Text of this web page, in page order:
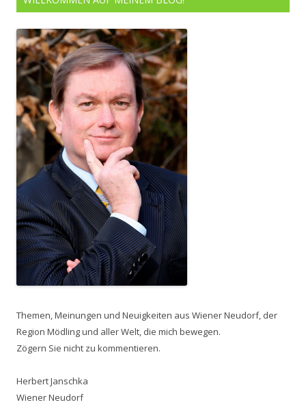
Themen, Meinungen und Neuigkeiten aus Wiener Neudorf, der
Region Mödling und aller Welt, die mich bewegen.
Zögern Sie nicht zu kommentieren.
Herbert Janschka
Wiener Neudorf